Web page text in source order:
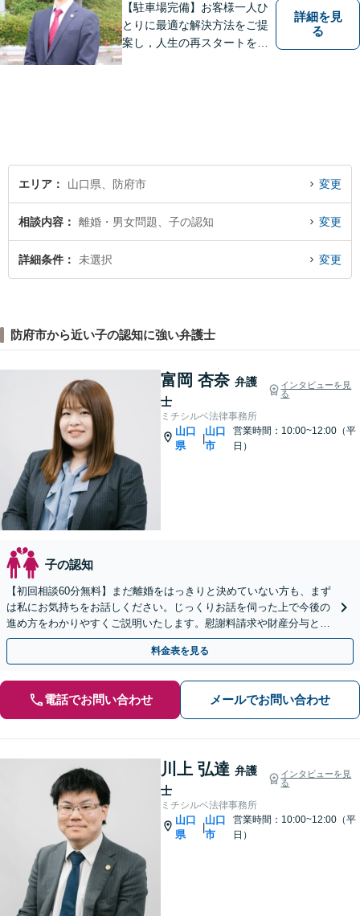
【駐車場完備】お客様一人ひ
とりに最適な解決方法をご提
案し，人生の再スタートをお
詳細を見
る
エリア 山口県、防府市 変更
相談内容 離婚・男女問題、子の認知 変更
詳細条件 未選択 変更
防府市から近い子の認知に強い弁護士
富岡 杏奈 弁護
士
インタビューを見
る
ミチシルベ法律事務所
山口
県
|
山口
市
営業時間：10:00~12:00（平
日）
子の認知
【初回相談60分無料】まだ離婚をはっきりと決めていない方も、まず
は私にお気持ちをお話しください。じっくりお話を伺った上で今後の
進め方をわかりやすくご説明いたします。慰謝料請求や財産分与とい
った男女問題に広く対応。【web面談可能】
料金表を見る
電話でお問い合わせ メールでお問い合わせ
川上 弘達 弁護
士
インタビューを見
る
ミチシルベ法律事務所
山口
県
|
山口
市
営業時間：10:00~12:00（平
日）